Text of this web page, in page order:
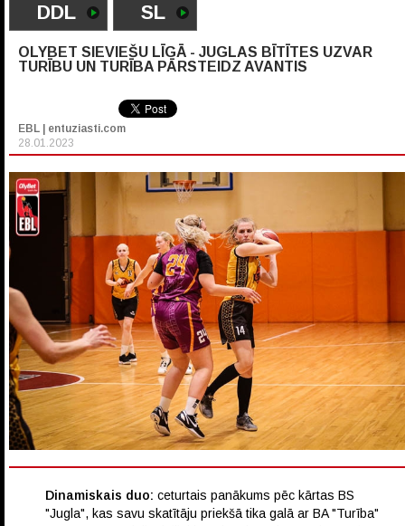
DDL
SL
OLYBET SIEVIEŠU LĪGĀ - JUGLAS BĪTĪTES UZVAR
TURĪBU UN TURĪBA PĀRSTEIDZ AVANTIS
EBL | entuziasti.com
28.01.2023
Dinamiskais duo: ceturtais panākums pēc kārtas BS
"Jugla", kas savu skatītāju priekšā tika galā ar BA "Turība"